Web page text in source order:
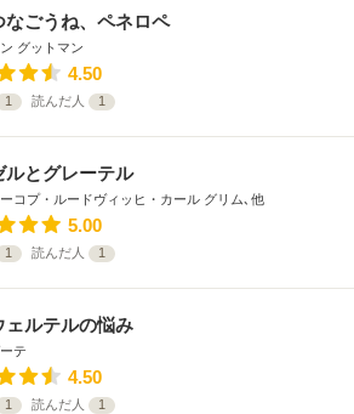
なごうね、ペネロペ
グットマン
4.50
1 読んだ人 1
ルとグレーテル
コプ・ルードヴィッヒ・カール グリム､他
5.00
1 読んだ人 1
ェルテルの悩み
テ
4.50
1 読んだ人 1